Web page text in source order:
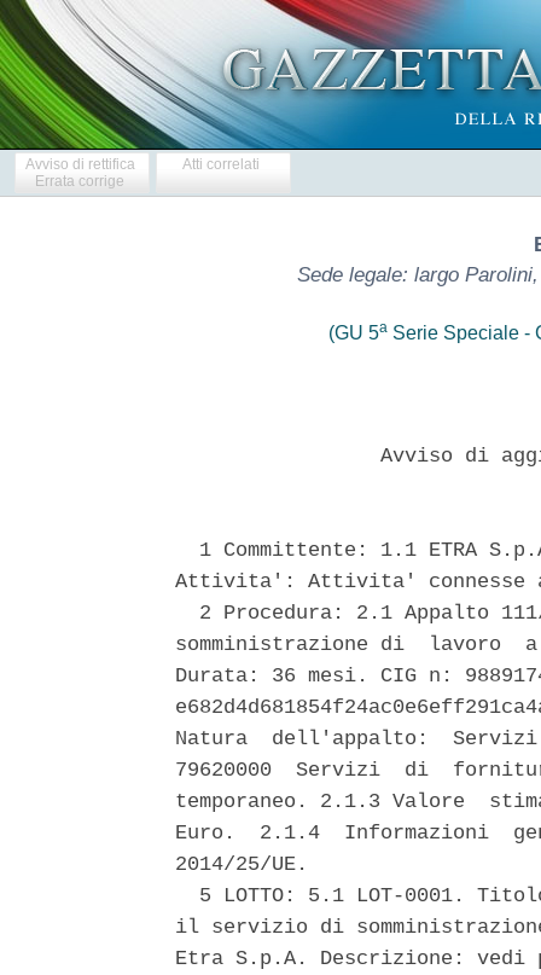
Avviso di rettifica
Errata corrige
Atti correlati
Sede legale: largo
(GU 5a Serie Speciale -
Avviso di
1 Committente: 1.1 ETRA
Attivita': Attivita' connesse
2 Procedura: 2.1 Appalto
somministrazione di  lavoro
Durata: 36 mesi. CIG n:
Natura  dell'appalto:
79620000  Servizi  di
temporaneo. 2.1.3 Valore
Euro.  2.1.4  Informazioni
2014/25/UE.
5 LOTTO: 5.1 LOT-0001.
il servizio di
Etra S.p.A. Descrizione: